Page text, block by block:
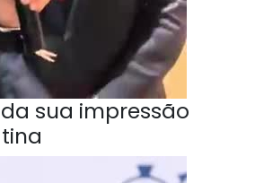
sua impressão